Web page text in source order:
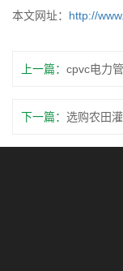
本文网址： http://
上一篇：
下一篇：